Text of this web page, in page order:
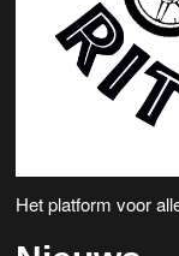
Het platform voor